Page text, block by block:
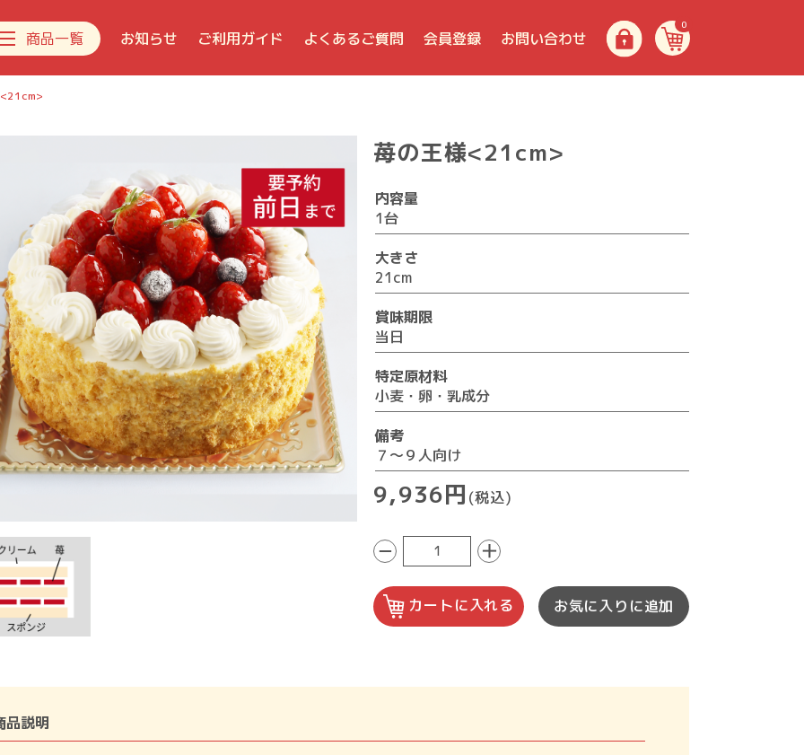
商品一覧
焼き菓子
チョコレート
おすすめギフト
ジェラート
お知らせ ご利用ガイド よくあるご質問 会員登録 お問い合わせ
0
苺の王様<21cm>
内容量
1台
大きさ
21cm
賞味期限
当日
特定原材料
小麦・卵・乳成分
備考
７～９人向け
9,936円 (税込)
− ＋
カートに入れる お気に入りに追加
品説明